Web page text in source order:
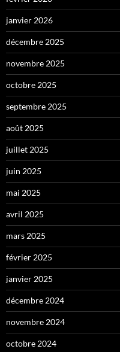
janvier 2026
décembre 2025
novembre 2025
octobre 2025
septembre 2025
août 2025
juillet 2025
juin 2025
mai 2025
avril 2025
mars 2025
février 2025
janvier 2025
décembre 2024
novembre 2024
octobre 2024